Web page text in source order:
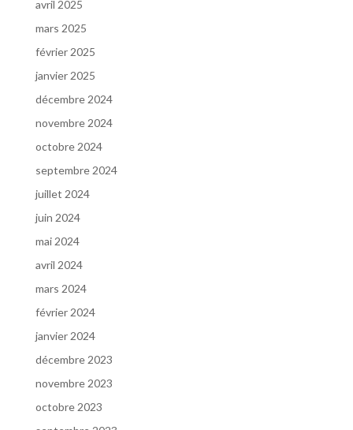
avril 2025
mars 2025
février 2025
janvier 2025
décembre 2024
novembre 2024
octobre 2024
septembre 2024
juillet 2024
juin 2024
mai 2024
avril 2024
mars 2024
février 2024
janvier 2024
décembre 2023
novembre 2023
octobre 2023